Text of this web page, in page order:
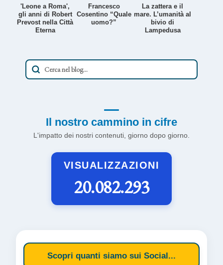
'Leone a Roma',
gli anni di Robert
Prevost nella Città
Eterna
Francesco
Cosentino “Quale
uomo?”
La zattera e il
mare. L’umanità al
bivio di
Lampedusa
Il nostro cammino in cifre
L'impatto dei nostri contenuti, giorno dopo giorno.
VISUALIZZAZIONI
20.082.293
Scopri quanti siamo sui Social...